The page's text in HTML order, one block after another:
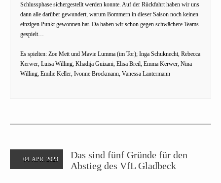
Schlussphase sichergestellt werden konnte. Auf der Rückfahrt haben wir uns
dann alle darüber gewundert, warum Bommern in dieser Saison noch keinen
einzigen Punkt gewonnen hat. Da haben wir schon gegen schwächere Teams
gespielt…
Es spielten: Zoe Mett und Mavie Lumma (im Tor); Inga Schuknecht, Rebecca
Kerwer, Luisa Willing, Khadija Guizani, Elisa Breil, Emma Kerwer, Nina
Willing, Emilie Keller, Ivonne Brockmann, Vanessa Lantermann
04. APR. 2023
Das sind fünf Gründe für den
Abstieg des VfL Gladbeck